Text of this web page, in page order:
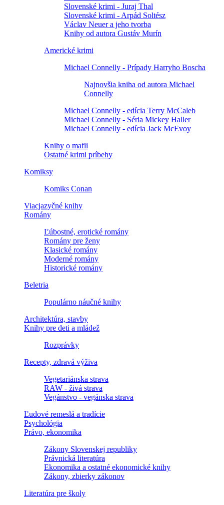
Slovenské krimi - Juraj Thal
Slovenské krimi - Arpád Soltész
Václav Neuer a jeho tvorba
Knihy od autora Gustáv Murín
Americké krimi
Michael Connelly - Prípady Harryho Boscha
Najnovšia kniha od autora Michael
Connelly
Michael Connelly - edícia Terry McCaleb
Michael Connelly - Séria Mickey Haller
Michael Connelly - edícia Jack McEvoy
Knihy o mafii
Ostatné krimi príbehy
Komiksy
Komiks Conan
Viacjazyčné knihy
Romány
Ľúbostné, erotické romány
Romány pre ženy
Klasické romány
Moderné romány
Historické romány
Beletria
Populárno náučné knihy
Architektúra, stavby
Knihy pre deti a mládež
Rozprávky
Recepty, zdravá výživa
Vegetariánska strava
RAW - živá strava
Vegánstvo - vegánska strava
Ľudové remeslá a tradície
Psychológia
Právo, ekonomika
Zákony Slovenskej republiky
Právnická literatúra
Ekonomika a ostatné ekonomické knihy
Zákony, zbierky zákonov
Literatúra pre školy